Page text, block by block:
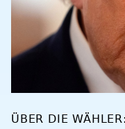
ÜBER DIE